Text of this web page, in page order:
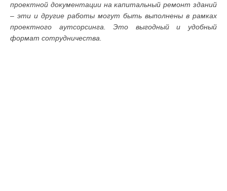
проектной документации на капитальный ремонт зданий
– эти и другие работы могут быть выполнены в рамках
проектного аутсорсинга. Это выгодный и удобный
формат сотрудничества.